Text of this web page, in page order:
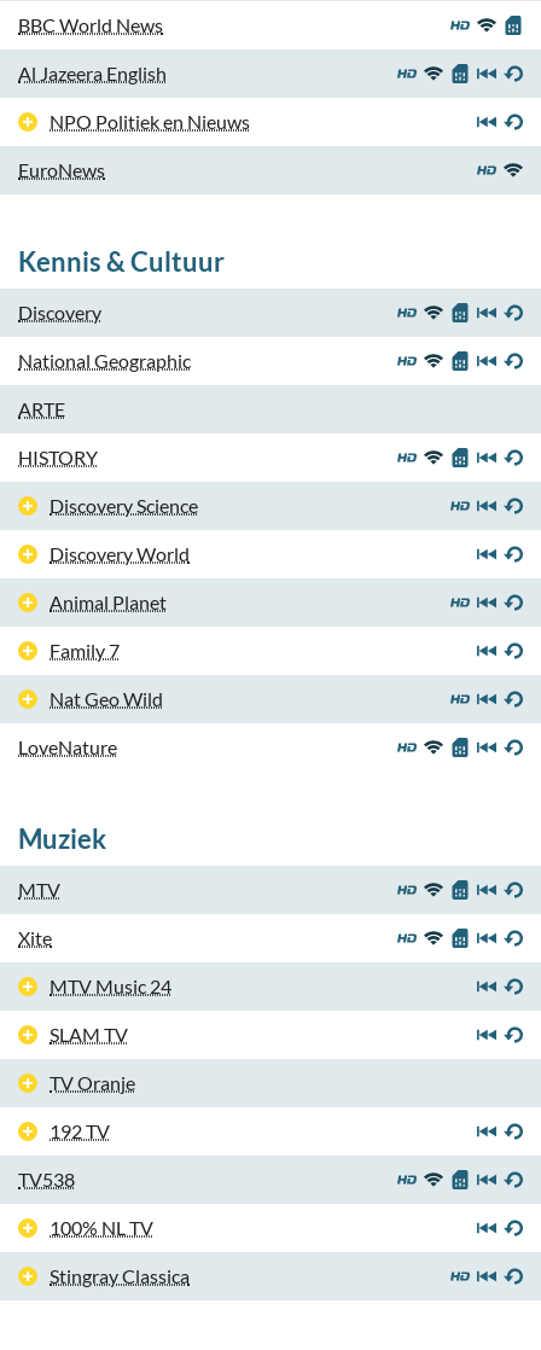
BBC World News
Al Jazeera English
NPO Politiek en Nieuws
EuroNews
Kennis & Cultuur
Discovery
National Geographic
ARTE
HISTORY
Discovery Science
Discovery World
Animal Planet
Family 7
Nat Geo Wild
LoveNature
Muziek
MTV
Xite
MTV Music 24
SLAM TV
TV Oranje
192 TV
TV538
100% NL TV
Stingray Classica